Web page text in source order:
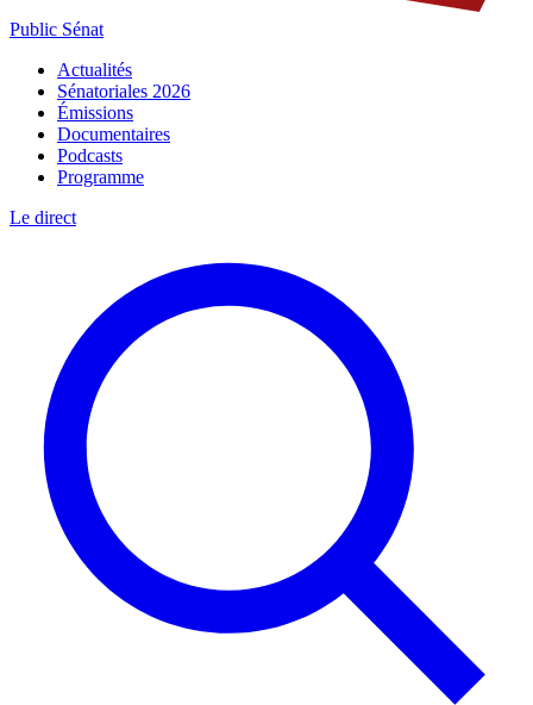
Public Sénat
Actualités
Sénatoriales 2026
Émissions
Documentaires
Podcasts
Programme
Le direct